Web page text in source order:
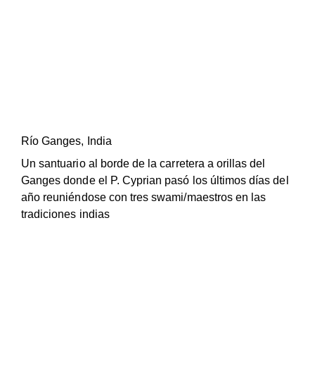
Río Ganges, India
Un santuario al borde de la carretera a orillas del
Ganges donde el P. Cyprian pasó los últimos días del
año reuniéndose con tres swami/maestros en las
tradiciones indias